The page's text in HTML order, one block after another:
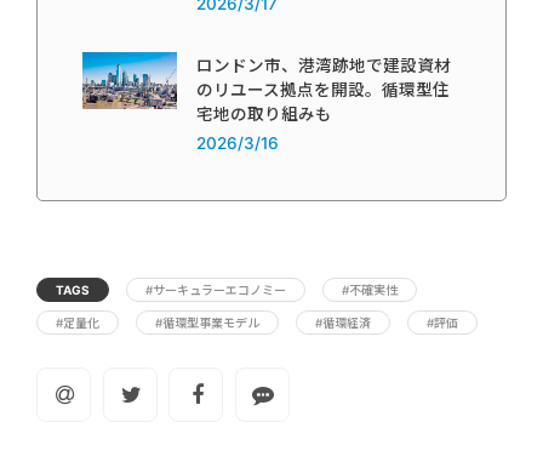
ロンドン市、港湾跡地で建設資材
のリユース拠点を開設。循環型住
宅地の取り組みも
2026/3/16
TAGS #サーキュラーエコノミー #不確実性
#定量化 #循環型事業モデル #循環経済 #評価